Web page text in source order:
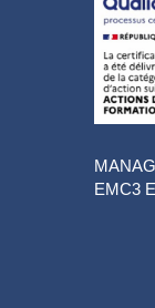
EMC3